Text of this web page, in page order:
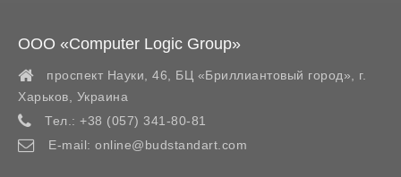
ООО «Computer Logic Group»
проспект Науки, 46, БЦ «Бриллиантовый город»,
г.
Харьков
Украина
Тел.: +38 (057) 341-80-81
E-mail: online@budstandart.com